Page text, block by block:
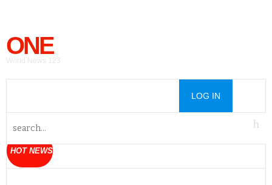
ONE
World News 123
LOG IN
HOT NEWS